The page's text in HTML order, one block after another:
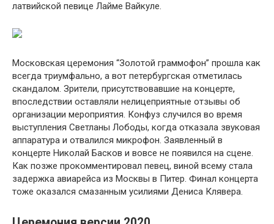
латвийской певице Лайме Вайкуле.
Московская церемония “Золотой граммофон” прошла как
всегда триумфально, а вот петербургская отметилась
скандалом. Зрители, присутствовавшие на концерте,
впоследствии оставляли нелицеприятные отзывы об
организации мероприятия. Конфуз случился во время
выступления Светланы Лободы, когда отказала звуковая
аппаратура и отвалился микрофон. Заявленный в
концерте Николай Басков и вовсе не появился на сцене.
Как позже прокомментировал певец, виной всему стала
задержка авиарейса из Москвы в Питер. Финал концерта
тоже оказался смазанным усилиями Дениса Клявера.